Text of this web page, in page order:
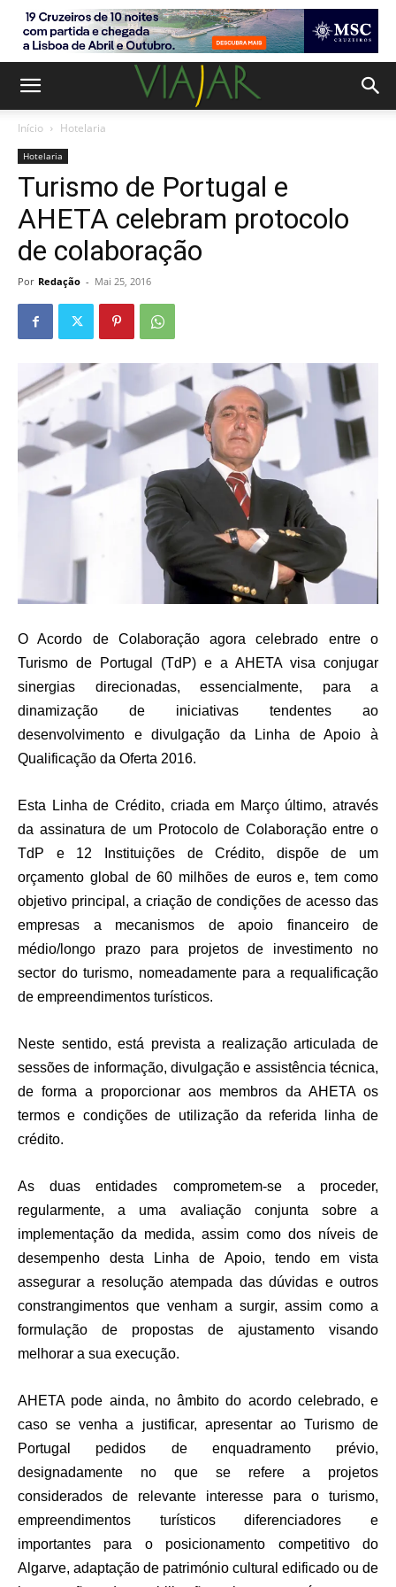
Início Hotelaria
Hotelaria
Turismo de Portugal e
AHETA celebram protocolo
de colaboração
Por Redação - Mai 25, 2016
O Acordo de Colaboração agora celebrado entre o
Turismo de Portugal (TdP) e a AHETA visa conjugar
sinergias direcionadas, essencialmente, para a
dinamização de iniciativas tendentes ao
desenvolvimento e divulgação da Linha de Apoio à
Qualificação da Oferta 2016.
Esta Linha de Crédito, criada em Março último, através
da assinatura de um Protocolo de Colaboração entre o
TdP e 12 Instituições de Crédito, dispõe de um
orçamento global de 60 milhões de euros e, tem como
objetivo principal, a criação de condições de acesso das
empresas a mecanismos de apoio financeiro de
médio/longo prazo para projetos de investimento no
sector do turismo, nomeadamente para a requalificação
de empreendimentos turísticos.
Neste sentido, está prevista a realização articulada de
sessões de informação, divulgação e assistência técnica,
de forma a proporcionar aos membros da AHETA os
termos e condições de utilização da referida linha de
crédito.
As duas entidades comprometem-se a proceder,
regularmente, a uma avaliação conjunta sobre a
implementação da medida, assim como dos níveis de
desempenho desta Linha de Apoio, tendo em vista
assegurar a resolução atempada das dúvidas e outros
constrangimentos que venham a surgir, assim como a
formulação de propostas de ajustamento visando
melhorar a sua execução.
AHETA pode ainda, no âmbito do acordo celebrado, e
caso se venha a justificar, apresentar ao Turismo de
Portugal pedidos de enquadramento prévio,
designadamente no que se refere a projetos
considerados de relevante interesse para o turismo,
empreendimentos turísticos diferenciadores e
importantes para o posicionamento competitivo do
Algarve, adaptação de património cultural edificado ou de